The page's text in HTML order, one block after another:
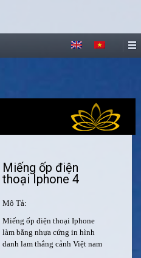
Miếng ốp điện
thoại Iphone 4
Mô Tả:
Miếng ốp điện thoại Iphone
làm bằng nhựa cứng in hình
danh lam thắng cảnh Việt nam